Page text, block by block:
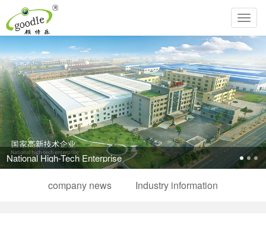
Pursue the perfection of life and inherit Chinese filial piety!
company news Industry information